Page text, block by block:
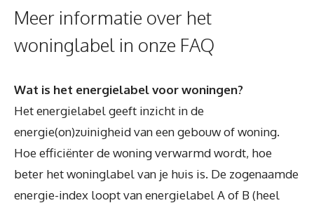
Meer informatie over het
woninglabel in onze FAQ
Wat is het energielabel voor woningen?
Het energielabel geeft inzicht in de
energie(on)zuinigheid van een gebouw of woning.
Hoe efficiënter de woning verwarmd wordt, hoe
beter het woninglabel van je huis is. De zogenaamde
energie-index loopt van energielabel A of B (heel